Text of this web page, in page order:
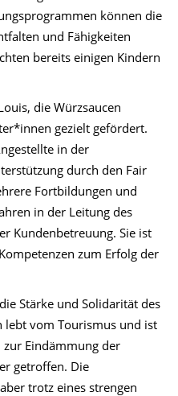
können die
und Fähigkeiten
bereits einigen Kindern
die Würzsaucen
gezielt gefördert.
in der
durch den Fair
Fortbildungen und
in der Leitung des
Kundenbetreuung. Sie ist
zum Erfolg der
Stärke und Solidarität des
lebt vom Tourismus und ist
Eindämmung der
getroffen. Die
trotz eines strengen